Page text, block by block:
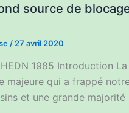
source de
/ 27 avril 2020
1985 Introduction La
majeure qui a frappé
et une grande majorité